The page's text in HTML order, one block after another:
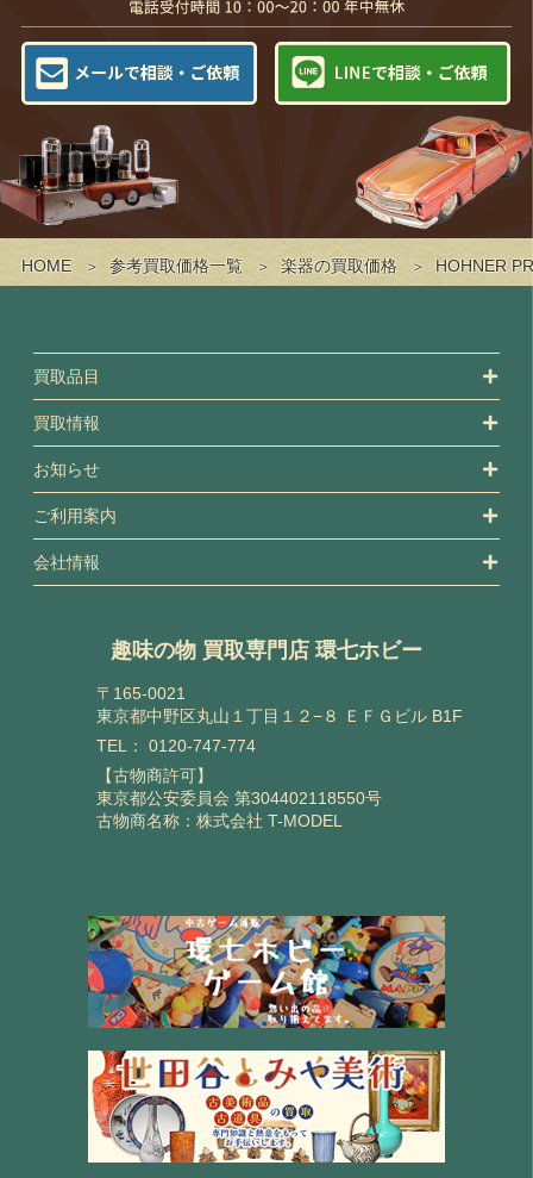
HOME 参考買取価格一覧 楽器の買取価格 HOHNER
買取品目
買取情報
お知らせ
ご利用案内
会社情報
趣味の物 買取専門店 環七ホビー
〒165-0021
東京都中野区丸山１丁目１２−８ ＥＦＧビル B1F
TEL： 0120-747-774
【古物商許可】
東京都公安委員会 第304402118550号
古物商名称：株式会社 T-MODEL